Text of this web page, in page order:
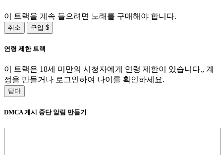
이 트랙을 계속 들으려면 노래를 구매해야 합니다.
취소 구입 $
연령 제한 트랙
이 트랙은 18세 미만의 시청자에게 연령 제한이 있습니다., 계
정을 만들거나 로그인하여 나이를 확인하세요.
닫다
DMCA 게시 중단 알림 만들기